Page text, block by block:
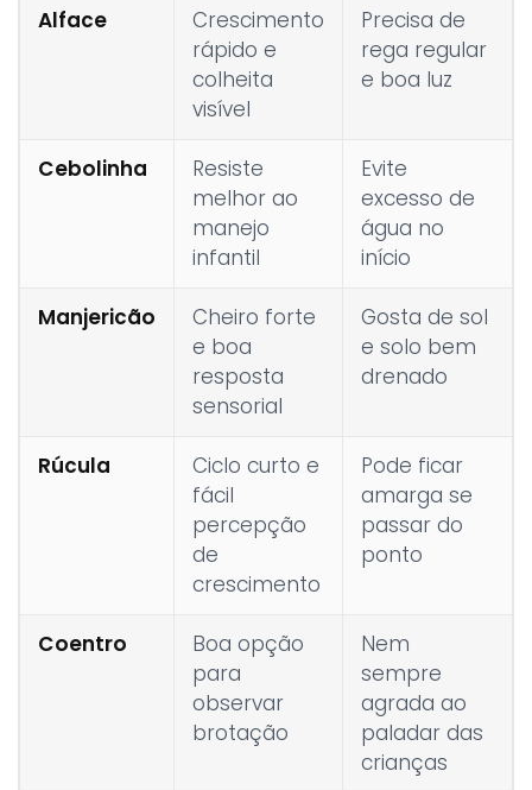
Alface
Crescimento
rápido e
colheita
visível
Precisa de
rega regular
e boa luz
Cebolinha
Resiste
melhor ao
manejo
infantil
Evite
excesso de
água no
início
Manjericão
Cheiro forte
e boa
resposta
sensorial
Gosta de sol
e solo bem
drenado
Rúcula
Ciclo curto e
fácil
percepção
de
crescimento
Pode ficar
amarga se
passar do
ponto
Coentro
Boa opção
para
observar
brotação
Nem
sempre
agrada ao
paladar das
crianças